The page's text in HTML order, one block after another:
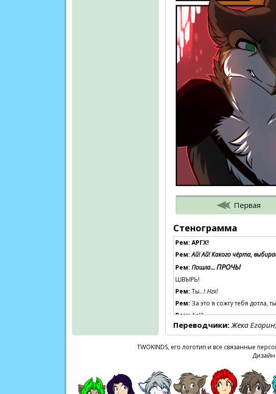
Первая
Стенограмма
Рем: АРГХ!
Рем: Ай! Ай! Какого чёрта,
Рем: Пошла…ПРОЧЬ!
ШВЫРЬ!
Рем: Ты…! Нгх!
Рем: За это я сожгу тебя дотла,
Рем:Аа!?
Рем:Моя мана! Откуда тебе
Рем: Ургх…Ты вовсе не обычная
Ты, мелкая засранка,
Переводчики: Жека Егорин;
TWOKINDS, его логотип и все связанные
Дизайн